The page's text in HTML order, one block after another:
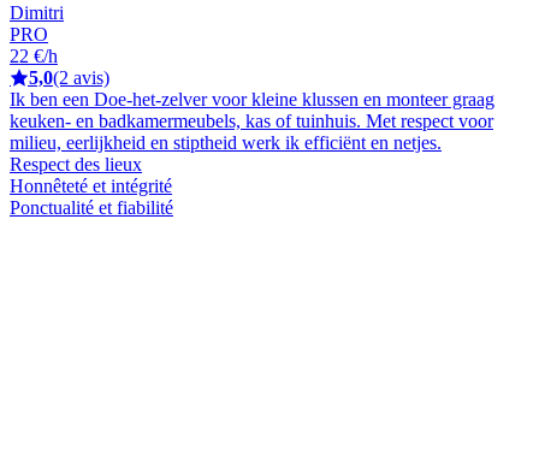
Dimitri
PRO
22 €/h
5,0(2 avis)
Ik ben een Doe-het-zelver voor kleine klussen en monteer graag
keuken- en badkamermeubels, kas of tuinhuis. Met respect voor
milieu, eerlijkheid en stiptheid werk ik efficiënt en netjes.
Respect des lieux
Honnêteté et intégrité
Ponctualité et fiabilité